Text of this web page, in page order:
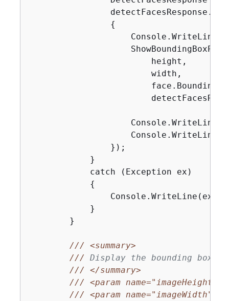
{
                    Console.WriteLine(
                        height,
                        width,
                    Console.WriteLine(
                    Console.WriteLine(
                });
            }
            catch (Exception ex)
{
            }
        }
///
<summary>
/// Display the bounding box
///
</summary>
///
<param name="imageHeight">
///
<param name="imageWidth">